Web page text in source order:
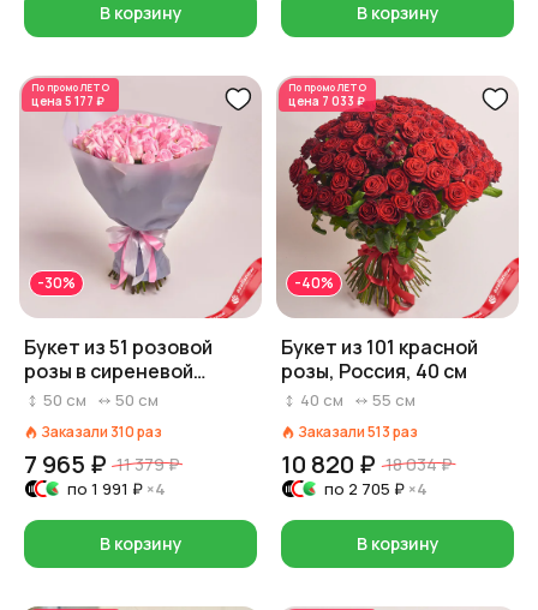
В корзину В корзину
По промоЛЕТО
цена 5 177 ₽
-30%
Букет из 51 розовой
розы в сиреневой
пленке, Эквадор, 50 см
50 см 50 см
Заказали 310раз
7 965 ₽ 11 379 ₽
по 1 991 ₽ ×4
В корзину
По промоЛЕТО
цена 7 033 ₽
-40%
Букет из 101 красной
розы, Россия, 40 см
40 см 55 см
Заказали513раз
10 820 ₽ 18 034 ₽
по 2 705 ₽ ×4
В корзину